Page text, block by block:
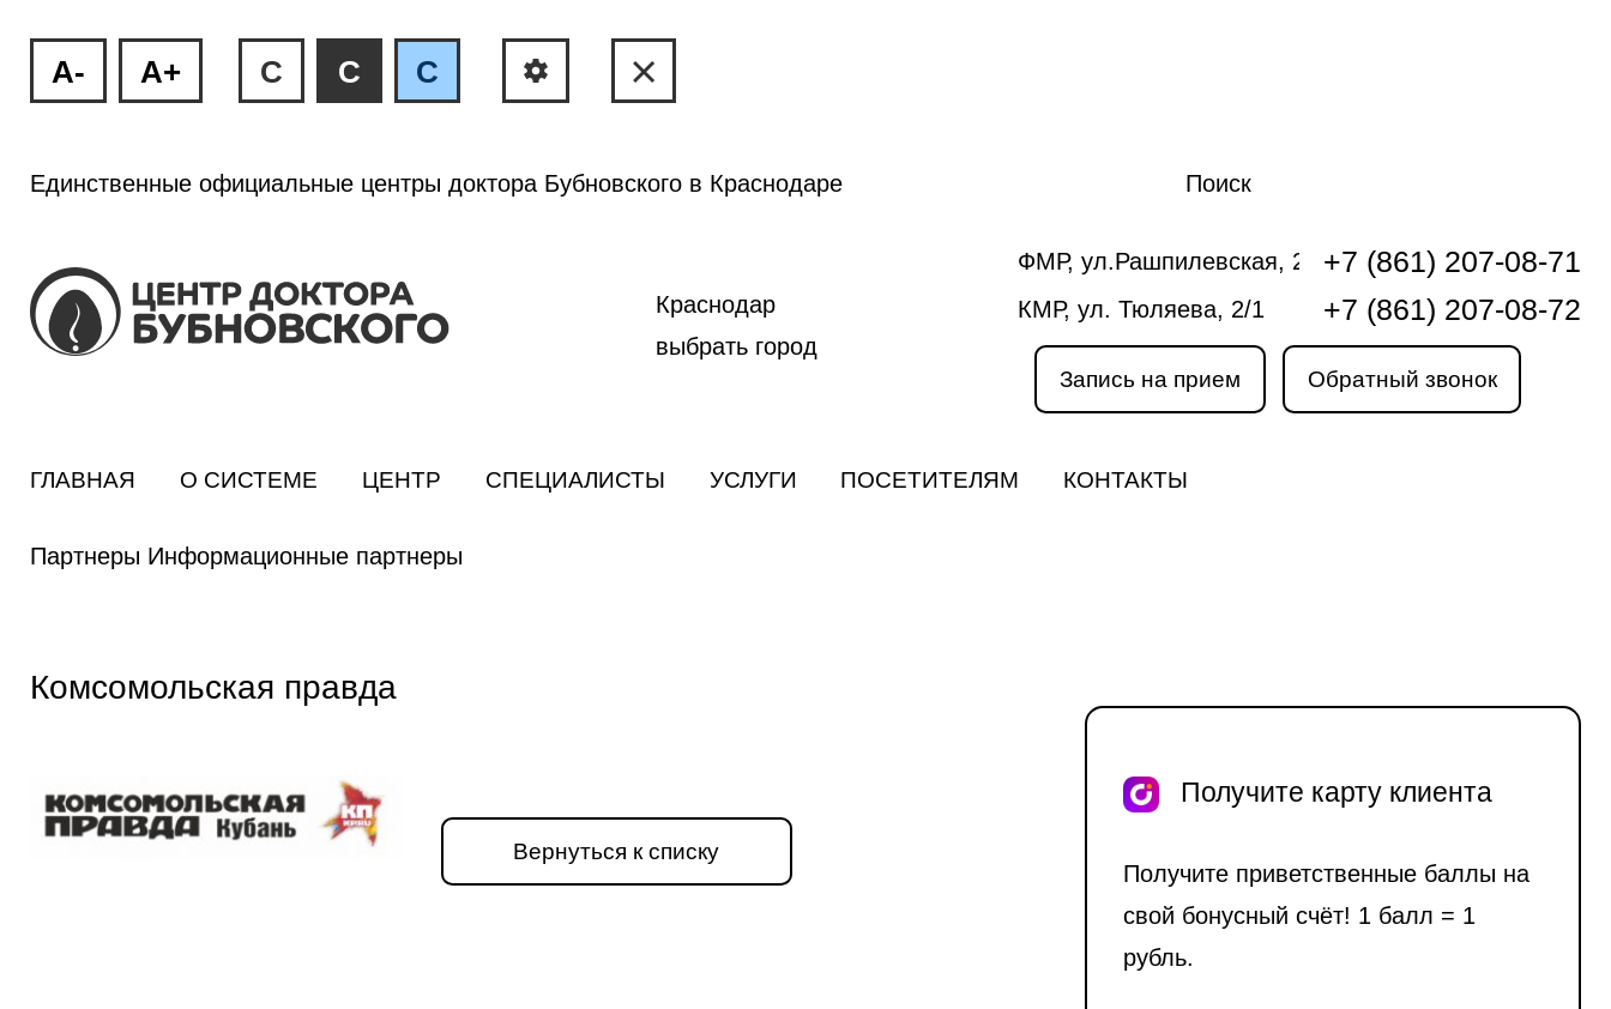
A- A+ C C C
Единственные официальные центры доктора Бубновского в Краснодаре Поиск
Краснодар
выбрать город
ФМР, ул.Рашпилевская, 240+7 (861) 207-08-71
КМР, ул. Тюляева, 2/1 +7 (861) 207-08-72
Запись на прием Обратный звонок
ГЛАВНАЯ О СИСТЕМЕ ЦЕНТР СПЕЦИАЛИСТЫ УСЛУГИ ПОСЕТИТЕЛЯМ КОНТАКТЫ
Партнеры Информационные партнеры
Получите карту клиента
Получите приветственные баллы на
свой бонусный счёт! 1 балл = 1
рубль.
Комсомольская правда
Вернуться к списку